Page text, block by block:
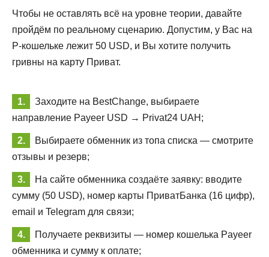
Чтобы не оставлять всё на уровне теории, давайте
пройдём по реальному сценарию. Допустим, у Вас на
P-кошельке лежит 50 USD, и Вы хотите получить
гривны на карту Приват.
Заходите на BestChange, выбираете
направление Payeer USD → Privat24 UAH;
Выбираете обменник из топа списка — смотрите
отзывы и резерв;
На сайте обменника создаёте заявку: вводите
сумму (50 USD), номер карты ПриватБанка (16 цифр),
email и Telegram для связи;
Получаете реквизиты — номер кошелька Payeer
обменника и сумму к оплате;